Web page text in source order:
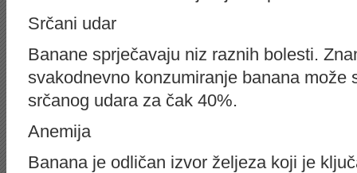
Srčani udar
Banane sprječavaju niz raznih bolesti.
svakodnevno konzumiranje banana može
srčanog udara za čak 40%.
Anemija
Banana je odličan izvor željeza koji je